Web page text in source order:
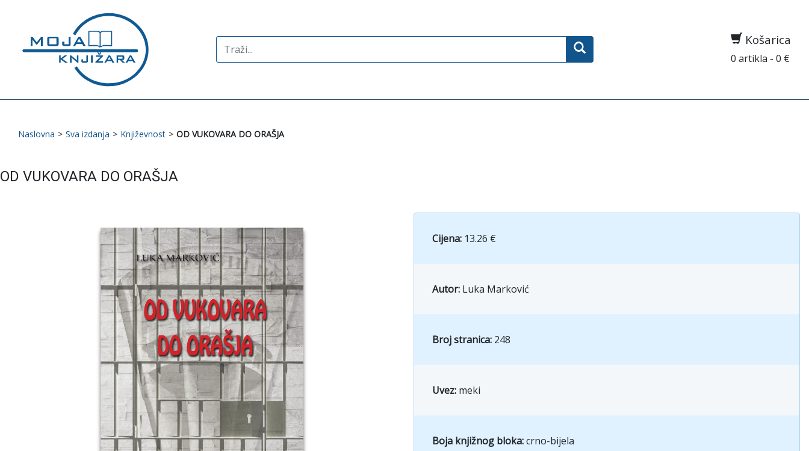
Search
for:
Košarica
0 artikla - 0 €
Naslovna > Sva izdanja > Književnost > OD VUKOVARA DO ORAŠJA
OD VUKOVARA DO ORAŠJA
Cijena: 13.26 €
Autor: Luka Marković
Broj stranica: 248
Uvez: meki
Boja knjižnog bloka:crno-bijela